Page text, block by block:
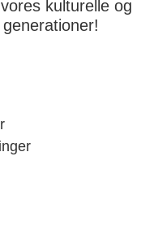
kulturelle og